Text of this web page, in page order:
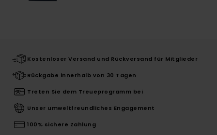
Kostenloser Versand und Rückversand für Mitglieder
Rückgabe innerhalb von 30 Tagen
Treten Sie dem Treueprogramm bei
Unser umweltfreundliches Engagement
100% sichere Zahlung